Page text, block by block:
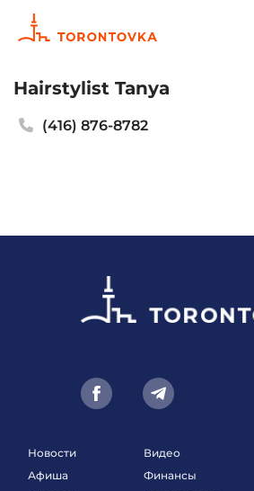
Hairstylist Tanya
(416) 876-8782
Новости
Афиша
Видео
Финансы